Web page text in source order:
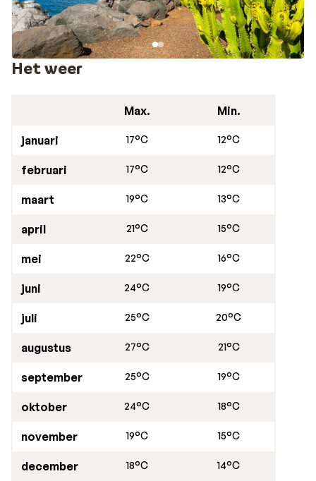
Het weer
Max. Min.
januari 17°C 12°C
februari 17°C 12°C
maart 19°C 13°C
april 21°C 15°C
mei 22°C 16°C
juni 24°C 19°C
juli 25°C 20°C
augustus 27°C 21°C
september 25°C 19°C
oktober 24°C 18°C
november 19°C 15°C
december 18°C 14°C